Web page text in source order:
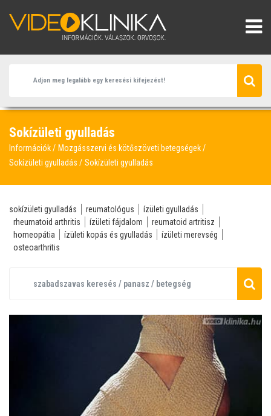
Sokízületi gyulladás
Információk
Mozgásszervi és kötőszöveti betegségek
Sokízületi gyulladás
Sokízületi gyulladás
sokízületi gyulladás reumatológus
ízületi gyulladás
rheumatoid arthritis
ízületi fájdalom
reumatoid artritisz
homeopátia
ízületi kopás és gyulladás
ízületi merevség
osteoarthritis